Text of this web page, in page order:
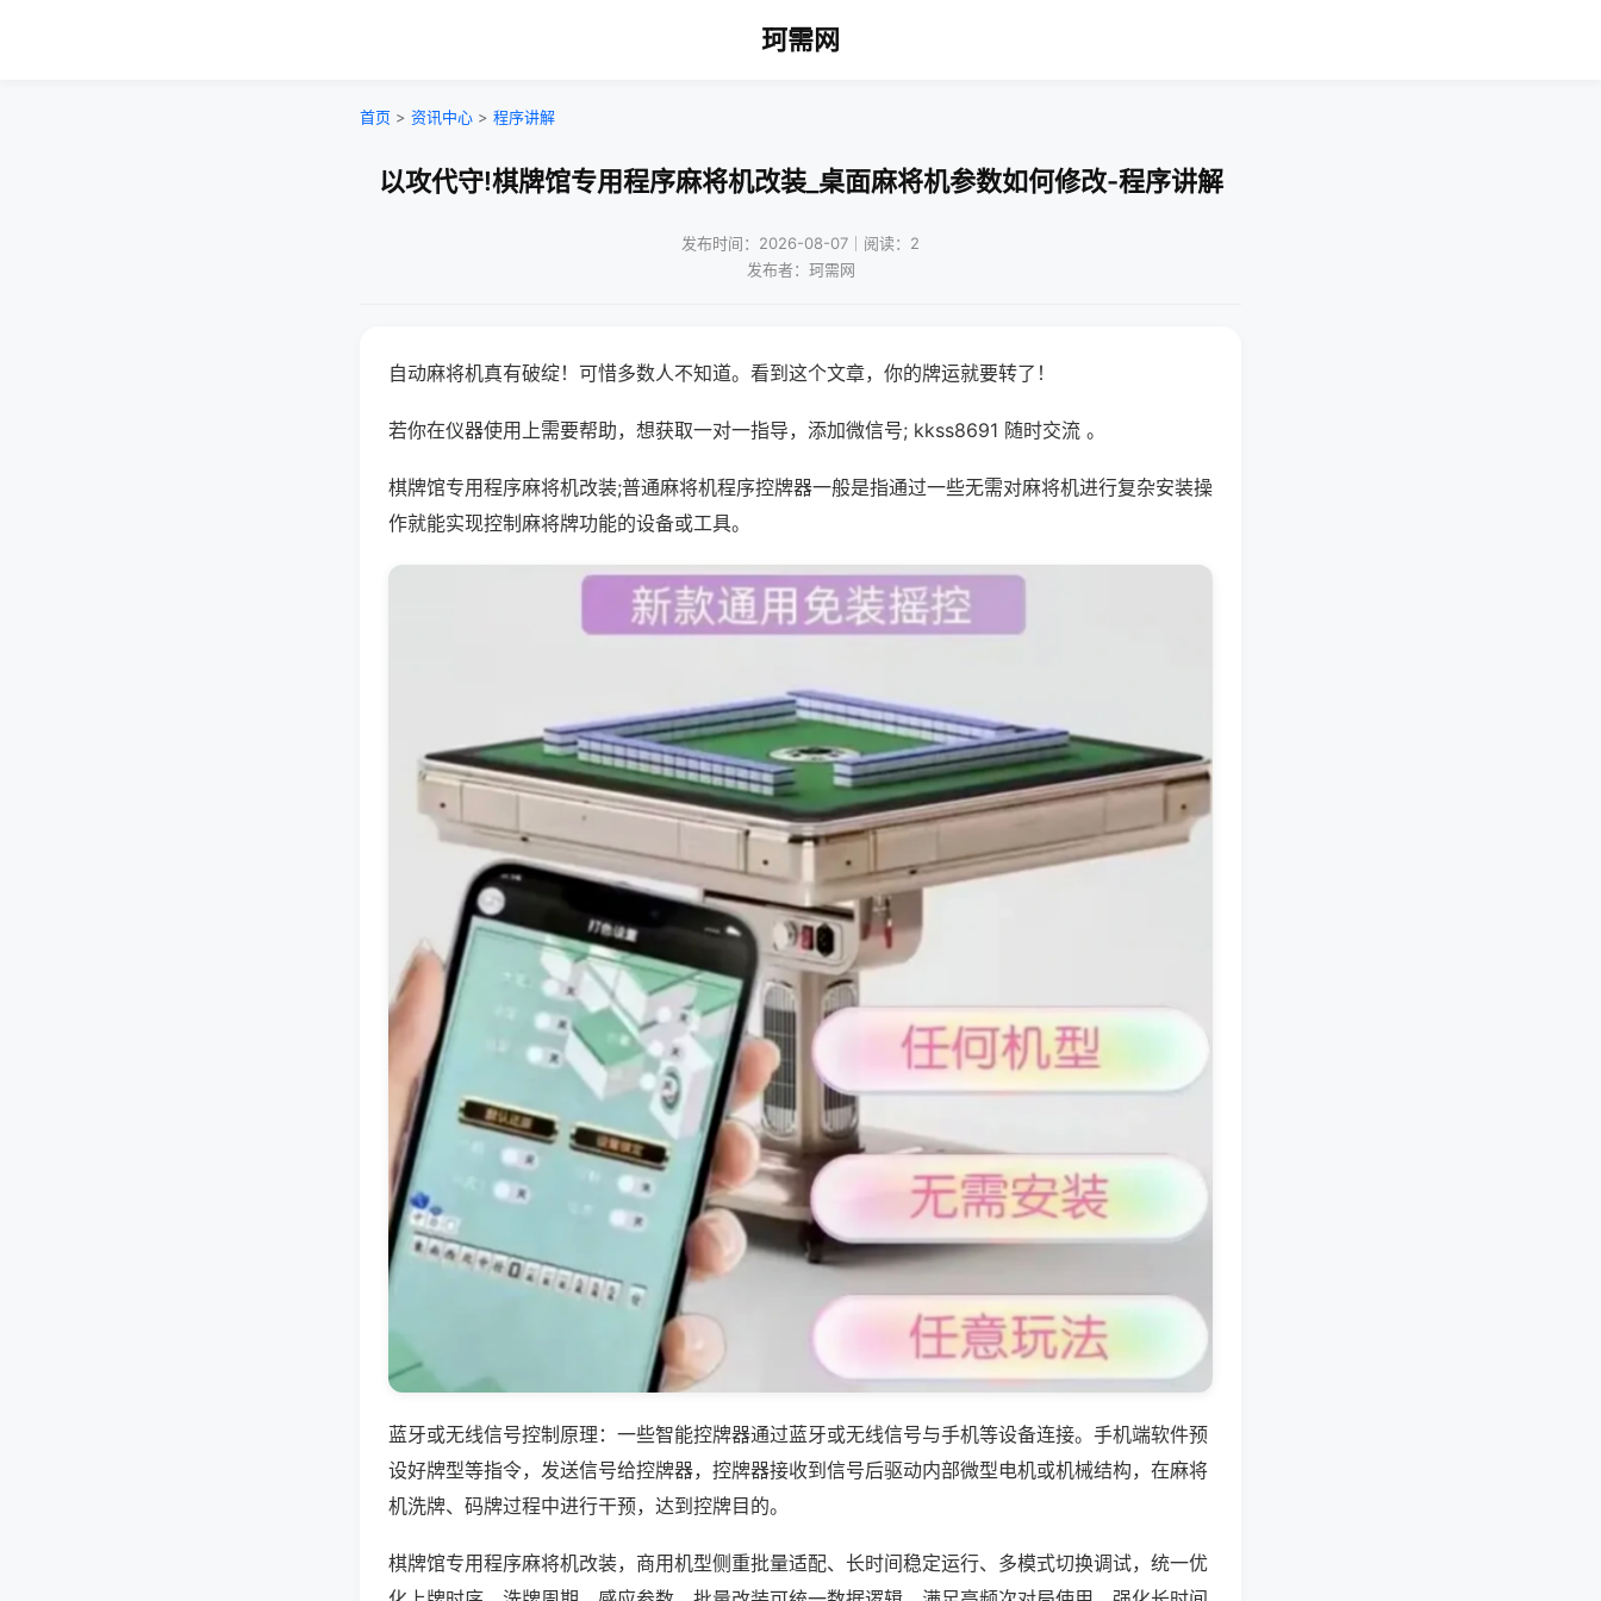
珂需网
首页 > 资讯中心 > 程序讲解
以攻代守!棋牌馆专用程序麻将机改装_桌面麻将机参数如何修改-程序讲解
发布时间：2026-08-07｜阅读：2
发布者：珂需网
自动麻将机真有破绽！可惜多数人不知道。看到这个文章，你的牌运就要转了！
若你在仪器使用上需要帮助，想获取一对一指导，添加微信号; kkss8691 随时交流 。
棋牌馆专用程序麻将机改装;普通麻将机程序控牌器一般是指通过一些无需对麻将机进行复杂安装操
作就能实现控制麻将牌功能的设备或工具。
蓝牙或无线信号控制原理：一些智能控牌器通过蓝牙或无线信号与手机等设备连接。手机端软件预
设好牌型等指令，发送信号给控牌器，控牌器接收到信号后驱动内部微型电机或机械结构，在麻将
机洗牌、码牌过程中进行干预，达到控牌目的。
棋牌馆专用程序麻将机改装，商用机型侧重批量适配、长时间稳定运行、多模式切换调试，统一优